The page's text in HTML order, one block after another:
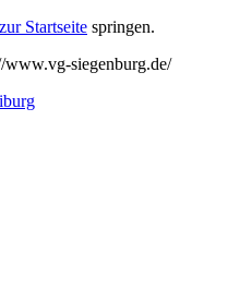
zur Startseite springen.
www.vg-siegenburg.de/